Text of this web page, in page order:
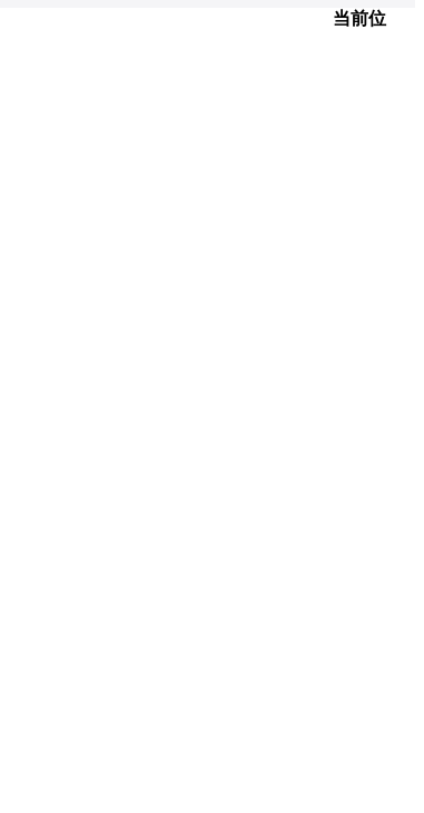
当前位